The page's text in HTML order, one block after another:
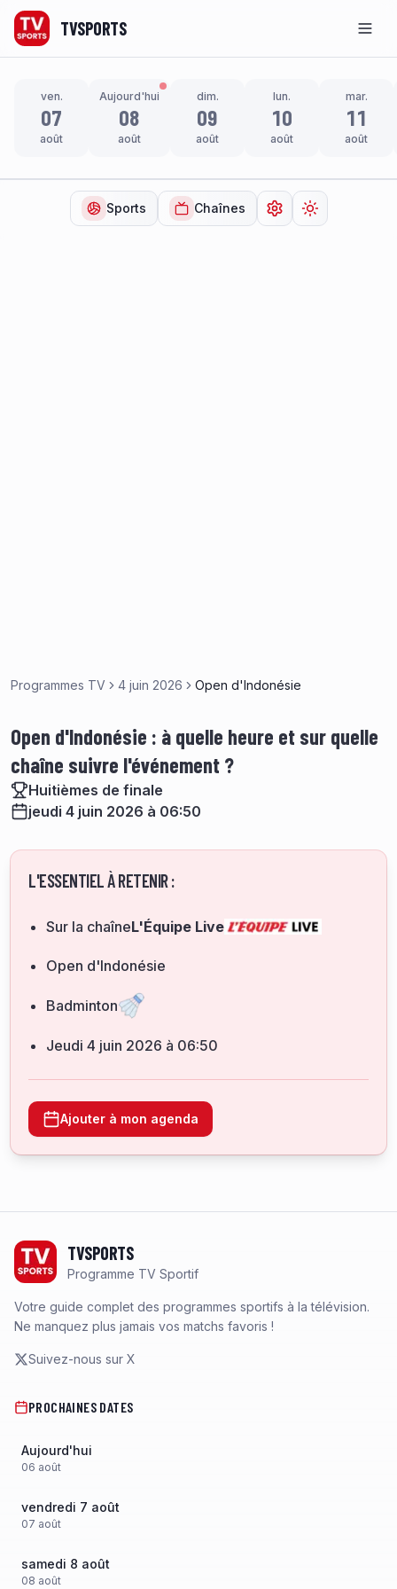
TVSPORTS
ven.
07
août
Aujourd'hui
08
août
dim.
09
août
lun.
10
août
mar.
11
août
Sports Chaînes Ouvrir lesChanger de
Programmes TV 4 juin 2026 Open d'Indonésie
Open d'Indonésie : à quelle heure et sur quelle
chaîne suivre l'événement ?
Huitièmes de finale
jeudi 4 juin 2026 à 06:50
L'ESSENTIEL À RETENIR :
Sur la chaîneL'Équipe Live
Open d'Indonésie
Badminton
jeudi 4 juin 2026 à 06:50
Ajouter à mon agenda
TVSPORTS
Programme TV Sportif
Votre guide complet des programmes sportifs à la télévision.
Ne manquez plus jamais vos matchs favoris !
Suivez-nous sur X
PROCHAINES DATES
Aujourd'hui
06 août
vendredi 7 août
07 août
samedi 8 août
08 août